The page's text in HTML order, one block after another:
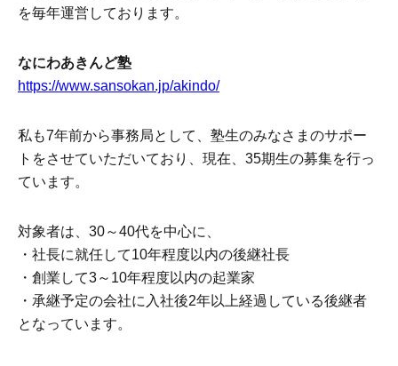
を毎年運営しております。
なにわあきんど塾
https://www.sansokan.jp/akindo/
私も7年前から事務局として、塾生のみなさまのサポー
トをさせていただいており、現在、35期生の募集を行っ
ています。
対象者は、30～40代を中心に、
・社長に就任して10年程度以内の後継社長
・創業して3～10年程度以内の起業家
・承継予定の会社に入社後2年以上経過している後継者
となっています。